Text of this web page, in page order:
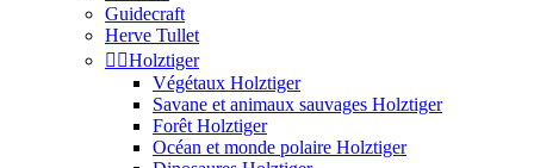
Guidecraft
Herve Tullet
 Holztiger
Végétaux Holztiger
Savane et animaux sauvages Holztiger
Forêt Holztiger
Océan et monde polaire Holztiger